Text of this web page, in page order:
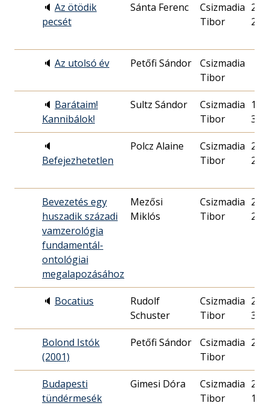
🔈 Az ötödik
pecsét
Sánta Ferenc
Csizmadia
Tibor
22.
🔈 Az utolsó év Petőfi Sándor
Csizmadia
Tibor
🔈 Barátaim!
Kannibálok!
Sultz Sándor
Csizmadia
Tibor
31.
🔈
Befejezhetetlen
Polcz Alaine
Csizmadia
Tibor
26.
Bevezetés egy
huszadik századi
vamzerológia
fundamentál-
ontológiai
megalapozásához
Mezősi
Miklós
Csizmadia
Tibor
29.
🔈 Bocatius
Rudolf
Schuster
Csizmadia
Tibor
31.
Bolond Istók
(2001)
Petőfi Sándor
Csizmadia
Tibor
Budapesti
tündérmesék
Gimesi Dóra
Csizmadia
Tibor
16.